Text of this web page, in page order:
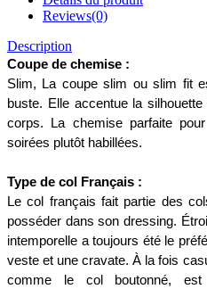
Reviews(0)
Description
Coupe de chemise :
Slim, La coupe slim ou slim fit
buste. Elle accentue la
corps. La chemise parfaite
soirées plutôt habillées.
Type de col Français :
Le col français fait partie des
posséder dans son dressing.
intemporelle a toujours été le
veste et une cravate. À la fois
comme le col boutonné,